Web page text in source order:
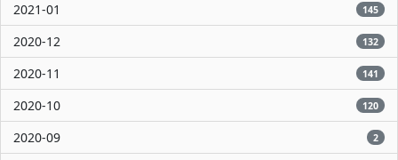
2021-01 145
2020-12 132
2020-11 141
2020-10 120
2020-09 2